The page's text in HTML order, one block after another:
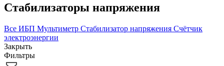
Стабилизаторы напряжения
Все ИБП Мультиметр Стабилизатор напряжения Счётчик
электроэнергии
Закрыть
Фильтры